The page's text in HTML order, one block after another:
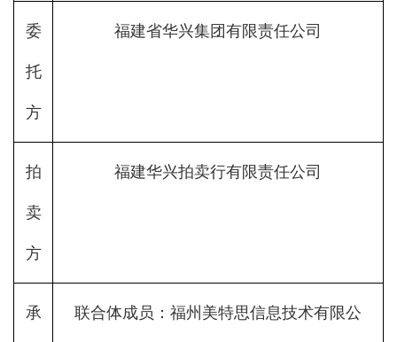
委
托
方
福建省华兴集团有限责任公司
拍
卖
方
福建华兴拍卖行有限责任公司
承 联合体成员：福州美特思信息技术有限公